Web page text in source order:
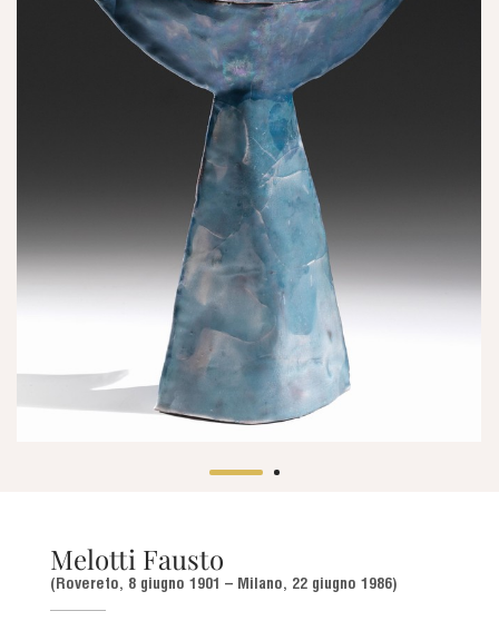
Melotti Fausto
(Rovereto, 8 giugno 1901 – Milano, 22 giugno 1986)